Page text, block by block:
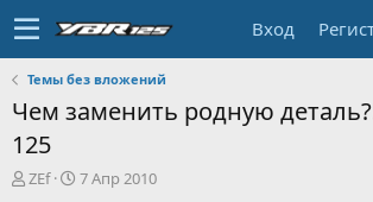
Вход
Темы без вложений
Чем заменить родную
125
А
ZEf
Д
7 Апр 2010